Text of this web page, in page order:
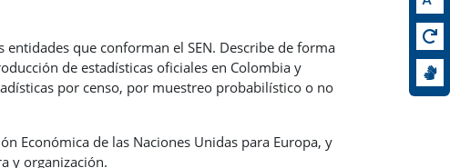
que conforman el SEN. Describe de forma
de estadísticas oficiales en Colombia y
por censo, por muestreo probabilístico o no
Económica de las Naciones Unidas para Europa, y
y organización.